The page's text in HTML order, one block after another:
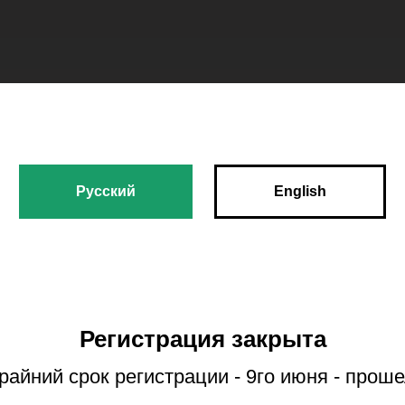
Русский English
Регистрация закрыта
срок регистрации - 9го июня -